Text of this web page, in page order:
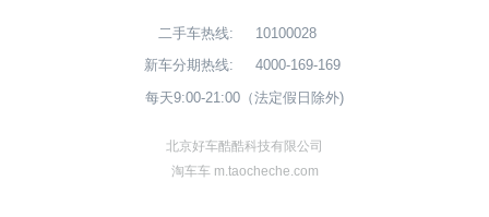
二手车热线:
10100028
新车分期热线:
4000-169-169
每天9:00-21:00（法定假日除外)
北京好车酷酷科技有限公司
淘车车 m.taocheche.com